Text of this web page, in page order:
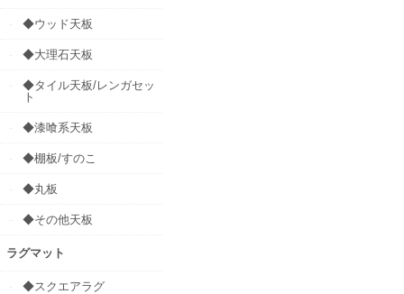
◆ウッド天板
◆大理石天板
◆タイル天板/レンガセッ
ト
◆漆喰系天板
◆棚板/すのこ
◆丸板
◆その他天板
ラグマット
◆スクエアラグ